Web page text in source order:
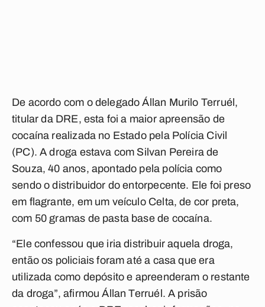
De acordo com o delegado Állan Murilo Terruél,
titular da DRE, esta foi a maior apreensão de
cocaína realizada no Estado pela Polícia Civil
(PC). A droga estava com Silvan Pereira de
Souza, 40 anos, apontado pela polícia como
sendo o distribuidor do entorpecente. Ele foi preso
em flagrante, em um veículo Celta, de cor preta,
com 50 gramas de pasta base de cocaína.
“Ele confessou que iria distribuir aquela droga,
então os policiais foram até a casa que era
utilizada como depósito e apreenderam o restante
da droga”, afirmou Állan Terruél. A prisão